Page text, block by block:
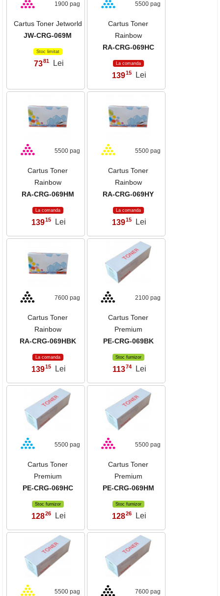
1900 pag
Cartus Toner Jetworld
JW-CRG-069M
Stoc limitat
7381 Lei
5500 pag
Cartus Toner
Rainbow
RA-CRG-069HC
La comanda
13915 Lei
5500 pag
Cartus Toner
Rainbow
RA-CRG-069HM
La comanda
13915 Lei
5500 pag
Cartus Toner
Rainbow
RA-CRG-069HY
La comanda
13915 Lei
7600 pag
Cartus Toner
Rainbow
RA-CRG-069HBK
La comanda
13915 Lei
2100 pag
Cartus Toner
Premium
PE-CRG-069BK
Stoc furnizor
11374 Lei
5500 pag
Cartus Toner
Premium
PE-CRG-069HC
Stoc furnizor
12826 Lei
5500 pag
Cartus Toner
Premium
PE-CRG-069HM
Stoc furnizor
12826 Lei
5500 pag 7600 pag